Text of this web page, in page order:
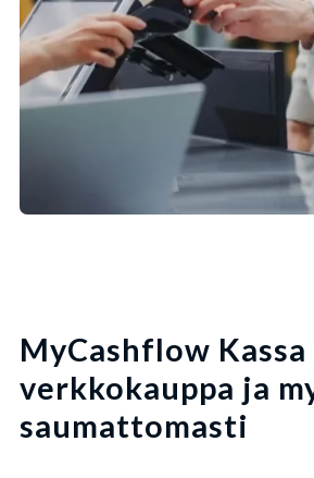
MyCashflow
verkkokauppa ja
saumattomasti